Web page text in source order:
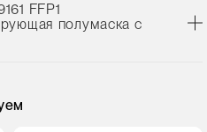
FFP1
полумаска с